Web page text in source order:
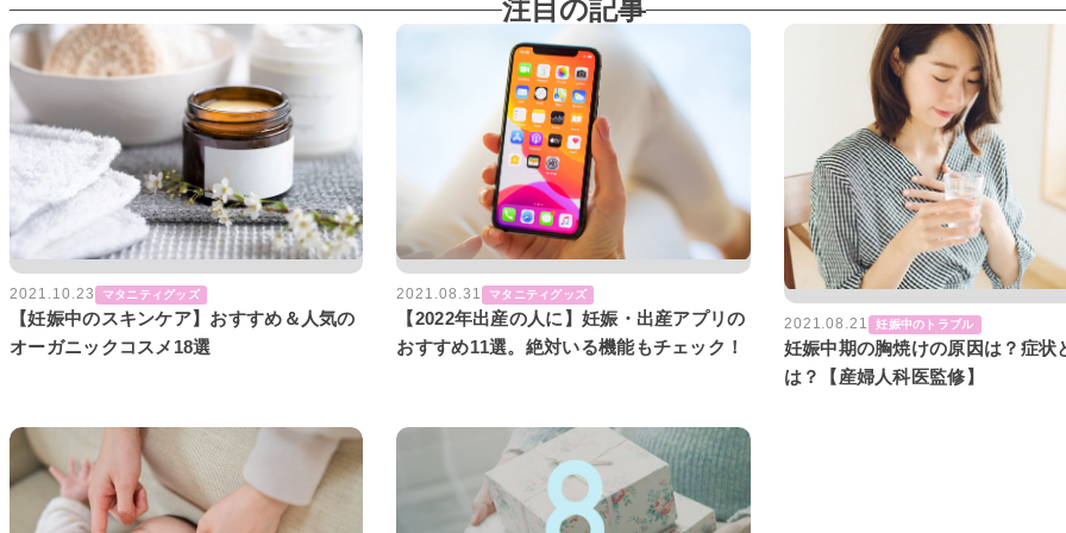
注目の記事
2021.10.23 マタニティグッズ
【妊娠中のスキンケア】おすすめ＆人気の
オーガニックコスメ18選
2021.08.31 マタニティグッズ
【2022年出産の人に】妊娠・出産アプリの
おすすめ11選。絶対いる機能もチェック！
2021.08.21 妊娠中のトラブル
妊娠中期の胸焼けの原因は？症状
は？【産婦人科医監修】